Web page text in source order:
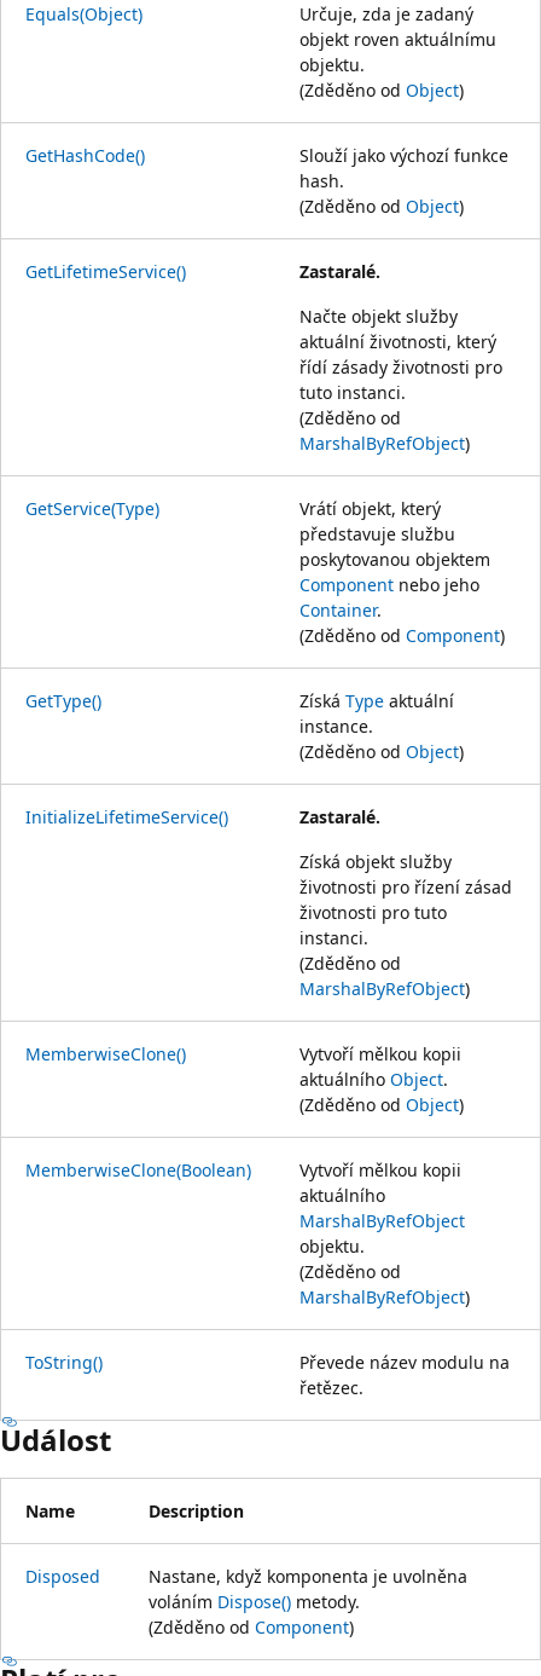
Equals(Object)
Určuje, zda je zadaný
objekt roven aktuálnímu
objektu.
(Zděděno od Object)
GetHashCode()
Slouží jako výchozí funkce
hash.
(Zděděno od Object)
GetLifetimeService()
Zastaralé.
Načte objekt služby
aktuální životnosti, který
řídí zásady životnosti pro
tuto instanci.
(Zděděno od
MarshalByRefObject)
GetService(Type)
Vrátí objekt, který
představuje službu
poskytovanou objektem
Component nebo jeho
Container.
(Zděděno od Component)
GetType() Získá Type aktuální
instance.
(Zděděno od Object)
InitializeLifetimeService()
Zastaralé.
Získá objekt služby
životnosti pro řízení zásad
životnosti pro tuto
instanci.
(Zděděno od
MarshalByRefObject)
MemberwiseClone()
Vytvoří mělkou kopii
aktuálního Object.
(Zděděno od Object)
MemberwiseClone(Boolean)
Vytvoří mělkou kopii
aktuálního
MarshalByRefObject
objektu.
(Zděděno od
MarshalByRefObject)
ToString()
Převede název modulu na
řetězec.
Událost
Name Description
Disposed
Nastane, když komponenta je uvolněna
voláním Dispose() metody.
(Zděděno od Component)